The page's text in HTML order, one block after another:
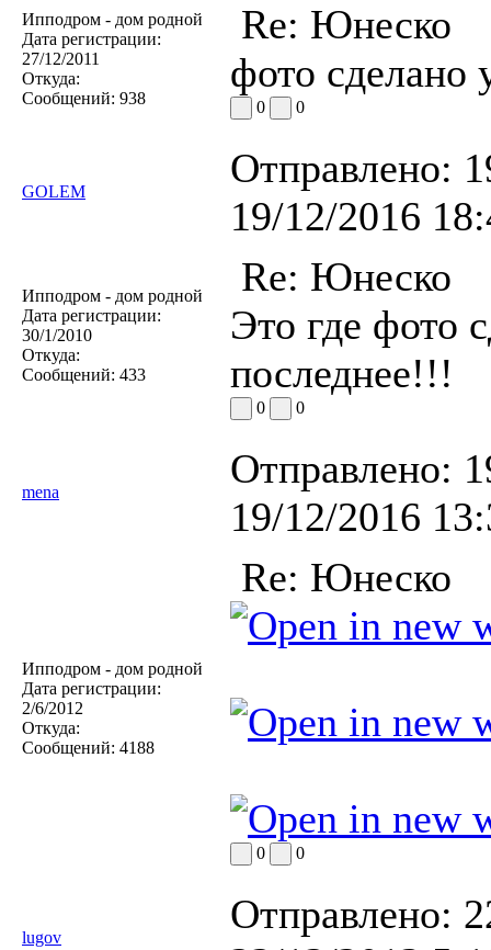
Ипподром - дом родной
Дата регистрации:
27/12/2011
Откуда:
Сообщений: 938
Re: Юнеско
фото сделано
0 0
GOLEM
Отправлено:
19/12/2016
Ипподром - дом родной
Дата регистрации:
30/1/2010
Откуда:
Сообщений: 433
Re: Юнеско
Это где фото
последнее!!!
0 0
mena
Отправлено:
19/12/2016
Ипподром - дом родной
Дата регистрации:
2/6/2012
Откуда:
Сообщений: 4188
Re: Юнеско
0 0
lugov
Отправлено: